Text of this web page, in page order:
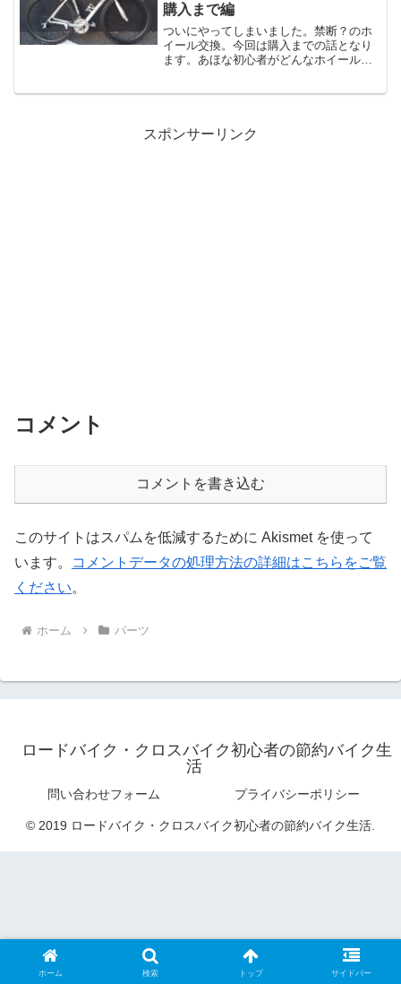
購入まで編
ついにやってしまいました。禁断？のホ
イール交換。今回は購入までの話となり
ます。あほな初心者がどんなホイールを
スポンサーリンク
コメント
コメントを書き込む
このサイトはスパムを低減するために Akismet を使って
います。
コメントデータの処理方法の詳細はこちらをご覧
ください。
ホーム パーツ
ロードバイク・クロスバイク初心者の節約バイク生
活
問い合わせフォーム プライバシーポリシー
© 2019 ロードバイク・クロスバイク初心者の節約バイク生活.
ホーム 検索 トップ サイドバー